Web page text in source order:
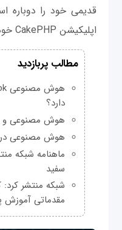
قدیمی‌ خود را دوباره
اپلیکیشن CakePHP خود را به انجام برسانید.
مطالب پربازدید
دارد؟
هوش مصنوعی و
هوش مصنوعی در
سفید
شبکه منتشر کرد:
مقدماتی آموزش